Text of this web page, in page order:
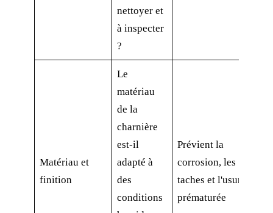
nettoyer et
à inspecter
?
Matériau et
finition
Le
matériau
de la
charnière
est-il
adapté à
des
conditions
Prévient la
corrosion, les
taches et l'usure
prématurée